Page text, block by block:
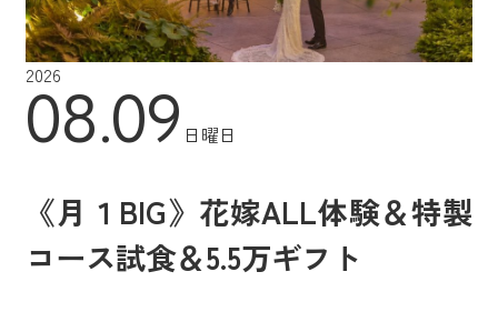
2026
08.09 日曜日
《月１BIG》花嫁ALL体験＆特製
コース試食＆5.5万ギフト